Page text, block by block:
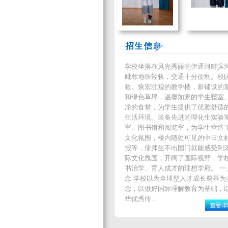
学校坐落在风光秀丽的伊通河畔滨
毗邻地铁轻轨，交通十分便利。校
致。恢宏壮观的教学楼，新铺设的
和绿色草坪，温馨如家的学生寝室
净的食堂，为学生提供了优雅舒适
生活环境。装备先进的理化生实验
室、图书馆和阅览室，为学生营造
文化氛围，楼内随处可见的中日文
报等，使师生不出国门就能感受到
际文化氛围，开阔了国际视野，学
书治学、育人成才的理想学府。 一
念 学校以为全球型人才成长奠基为
念，以做好国际理解教育为基础，
华优秀传...